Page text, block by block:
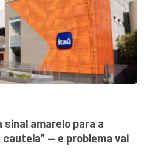
sinal amarelo para a
cautela” — e problema vai